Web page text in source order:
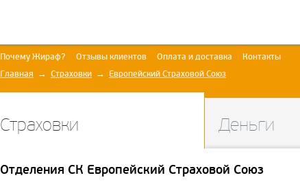
Почему Жираф? Отзывы клиентов Оплата и доставка
Контакты
Главная
Страховки Европейский Страховой Союз
Страховки Деньги
Отделения СК Европейский Страховой Союз